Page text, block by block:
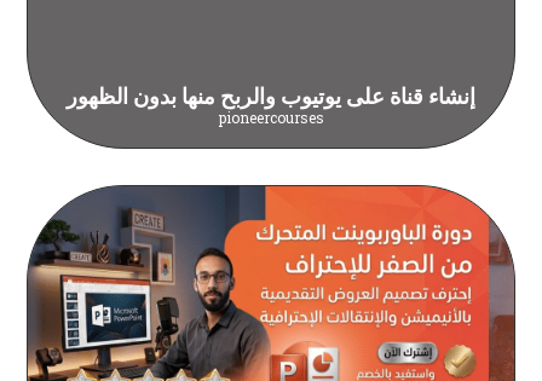
إنشاء قناة على يوتيوب والربح منها بدون الظهور
pioneercourses